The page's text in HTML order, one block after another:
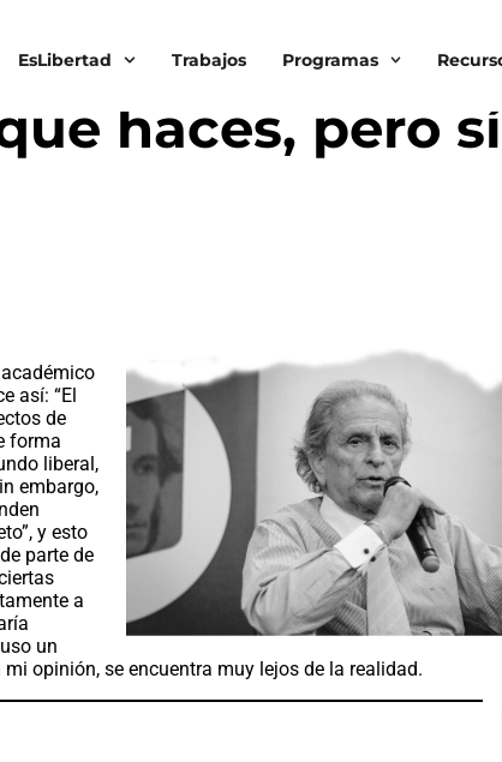
EsLibertad Trabajos Programas
haces, pero sí
así: “El
de
forma
liberal,
embargo,
y esto
parte de
a
un
opinión, se encuentra muy lejos de la realidad.